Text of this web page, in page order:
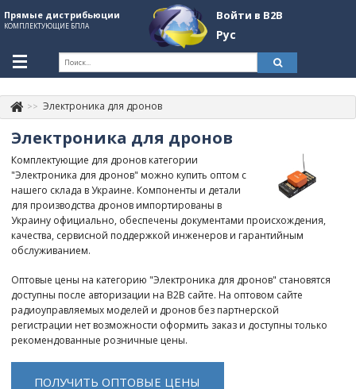
Прямые дистрибьюции
КОМПЛЕКТУЮЩИЕ БПЛА
Войти в B2B
Рус
+380507774092 Контакты
About Company
Обзоры
Категории
Бренды
Войти в B2B
Стать партнером
Электроника для дронов
Электроника для дронов
Комплектующие для дронов категории
"Электроника для дронов" можно купить оптом с
нашего склада в Украине. Компоненты и детали
для производства дронов импортированы в
Украину официально, обеспечены документами происхождения,
качества, сервисной поддержкой инженеров и гарантийным
обслуживанием.
Оптовые цены на категорию "Электроника для дронов" становятся
доступны после авторизации на B2B сайте. На оптовом сайте
радиоуправляемых моделей и дронов без партнерской
регистрации нет возможности оформить заказ и доступны только
рекомендованные розничные цены.
ПОЛУЧИТЬ ОПТОВЫЕ ЦЕНЫ